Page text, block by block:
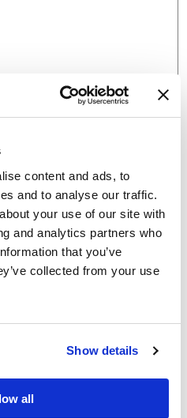
content and ads, to
and to analyse our traffic.
your use of our site with
and analytics partners who
that you’ve
collected from your use
Show details
all
visione della nostra
che 1. ha prima d’ora
in tutte le sue parti
2. è perfettamente a
3. agisce in totale libertà e
e/o pressione
finalità generali di cui